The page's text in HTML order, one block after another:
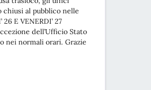
al pubblico nelle
E VENERDI’ 27
dell’Ufficio Stato
nei normali orari. Grazie
GIOVEDI’ 26 E VENERDI’ 27 OTTOBRE }